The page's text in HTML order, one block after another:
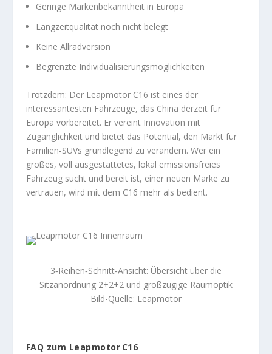
Geringe Markenbekanntheit in Europa
Langzeitqualität noch nicht belegt
Keine Allradversion
Begrenzte Individualisierungsmöglichkeiten
Trotzdem: Der Leapmotor C16 ist eines der
interessantesten Fahrzeuge, das China derzeit für
Europa vorbereitet. Er vereint Innovation mit
Zugänglichkeit und bietet das Potential, den Markt für
Familien-SUVs grundlegend zu verändern. Wer ein
großes, voll ausgestattetes, lokal emissionsfreies
Fahrzeug sucht und bereit ist, einer neuen Marke zu
vertrauen, wird mit dem C16 mehr als bedient.
3‑Reihen‑Schnitt‑Ansicht: Übersicht über die
Sitzanordnung 2+2+2 und großzügige Raumoptik
Bild-Quelle: Leapmotor
FAQ zum Leapmotor C16